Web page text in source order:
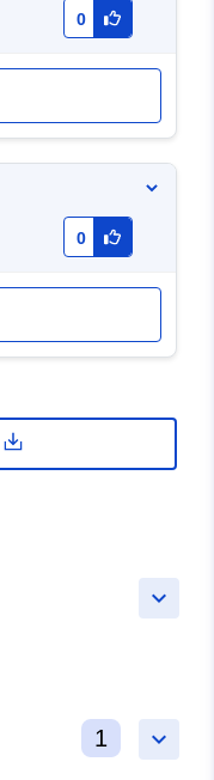
0
0
keyboard_arrow_down
keyboard_arrow_down
1